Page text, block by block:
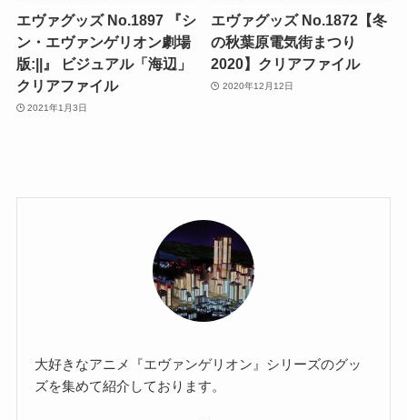
エヴァグッズ No.1897 『シ
ン・エヴァンゲリオン劇場
版:||』 ビジュアル「海辺」
クリアファイル
2021年1月3日
エヴァグッズ No.1872【冬
の秋葉原電気街まつり
2020】クリアファイル
2020年12月12日
大好きなアニメ『エヴァンゲリオン』シリーズのグッ
ズを集めて紹介しております。